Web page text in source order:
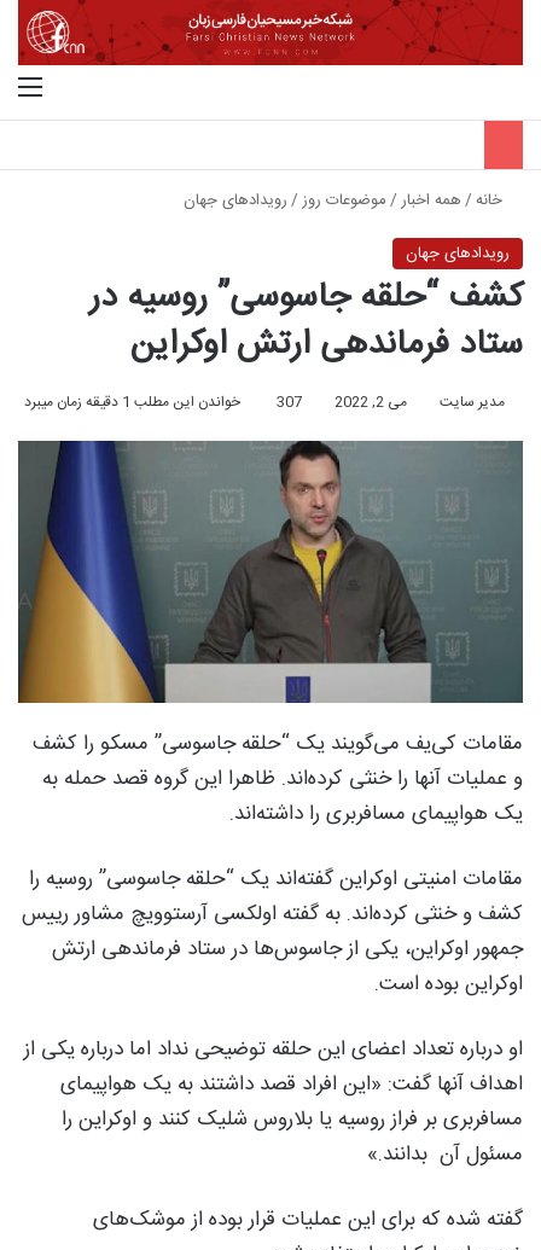
خانه/همه اخبار/موضوعات روز/رویدادهای جهان
رویدادهای جهان
کشف “حلقه جاسوسی” روسیه در
ستاد فرماندهی ارتش اوکراین
مدیر سایت می 2, 2022 307 خواندن این مطلب 1 دقیقه زمان میبرد
مقامات کی‌یف می‌گویند یک “حلقه جاسوسی” مسکو را کشف
و عملیات آنها را خنثی کرده‌اند. ظاهرا این گروه قصد حمله به
یک هواپیمای مسافربری را داشته‌اند.
مقامات امنیتی اوکراین گفته‌اند یک “حلقه جاسوسی” روسیه را
کشف و خنثی کرده‌اند. به گفته اولکسی آرستوویچ مشاور رییس
جمهور اوکراین، یکی از جاسوس‌ها در ستاد فرماندهی ارتش
اوکراین بوده است.
او درباره تعداد اعضای این حلقه توضیحی نداد اما درباره یکی از
اهداف آنها گفت: «این افراد قصد داشتند به یک هواپیمای
مسافربری بر فراز روسیه یا بلاروس شلیک کنند و اوکراین را
مسئول آن بدانند.»
گفته شده که برای این عملیات قرار بوده از موشک‌های